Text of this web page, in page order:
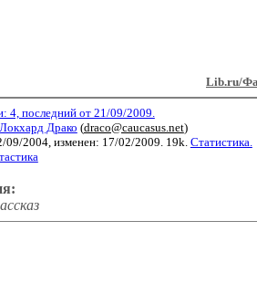
Lib.ru/
4, последний от 21/09/2009.
Локхард Драко (draco@caucasus.net)
09/2004, изменен: 17/02/2009. 19k. Статистика.